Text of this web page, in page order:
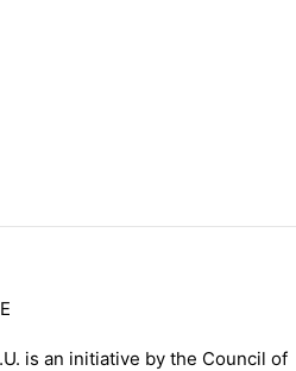
is an initiative by the Council of